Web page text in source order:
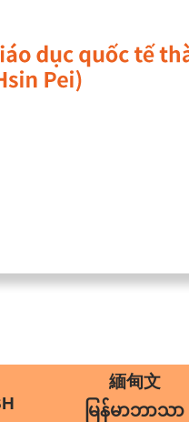
緬甸文
မြန်မာဘာသာ